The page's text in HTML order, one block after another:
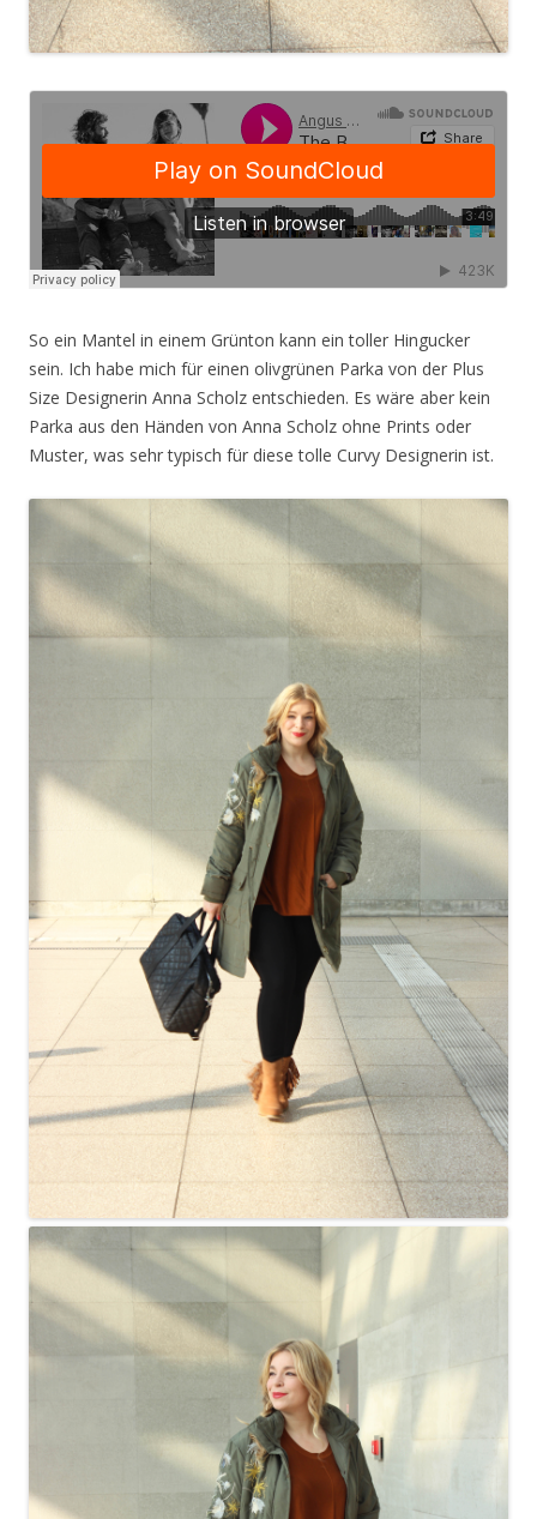
So ein Mantel in einem Grünton kann ein toller Hingucker
sein. Ich habe mich für einen olivgrünen Parka von der Plus
Size Designerin Anna Scholz entschieden. Es wäre aber kein
Parka aus den Händen von Anna Scholz ohne Prints oder
Muster, was sehr typisch für diese tolle Curvy Designerin ist.